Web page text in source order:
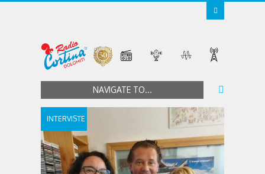
NAVIGATE TO...
INTERVISTE